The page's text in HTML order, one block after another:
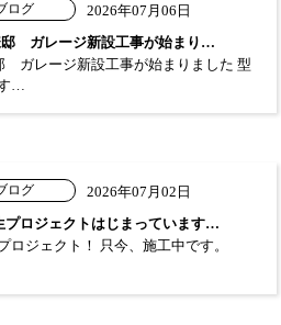
ログ
2026年07月06日
邸 ガレージ新設工事が始まり…
ガレージ新設工事が始まりました 型
…
ログ
2026年07月02日
プロジェクトはじまっています…
ロジェクト！ 只今、施工中です。